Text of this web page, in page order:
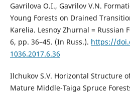
Gavrilova O.I., Gavrilov V.N.
Young Forests on Drained
Karelia. Lesnoy Zhurnal = Russian
6, pp. 36–45. (In Russ.). https://
1036.2017.6.36
Ilchukov S.V. Horizontal Structure
Mature Middle-Taiga Spruce